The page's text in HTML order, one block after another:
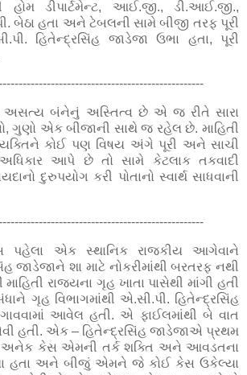
હોમ ડીપાર્ટમેન્ટ, આઈ.જી., ડી.આઈ.જી.,
બેઠા હતા અને ટેબલની સામે બીજી તરફ પૂરી
હિતેન્દ્રસિંહ જાડેજા ઉભા હતા, પૂરી
અસત્ય બંનેનું અસ્તિત્વ છે એ જ રીતે સારા
ગુણો એક બીજાની સાથે જ રહેલ છે. માહિતી
વ્યક્તિને કોઈ પણ વિષય અંગે પૂરી અને સાચી
અધિકાર આપે છે તો સામે કેટલાક તકવાદી
દુરુપયોગ કરી પોતાનો સ્વાર્થ સાધવાની
પહેલા એક સ્થાનિક રાજકીય આગેવાને
જાડેજાને શા માટે નોકરીમાંથી બરતરફ નથી
રાજ્યના ગૃહ ખાતા પાસેથી માંગી હતી
ગૃહ વિભાગમાંથી એ.સી.પી. હિતેન્દ્રસિંહ
આવેલ હતી. એ ફાઈલમાંથી બે વાત
હતી. એક – હિતેન્દ્રસિંહ જાડેજાએ પ્રથમ
કેસ એમની તર્ક શક્તિ અને આવડતના
હતા અને બીજું એમને જે કોઈ કેસ ઉકેલ્યા